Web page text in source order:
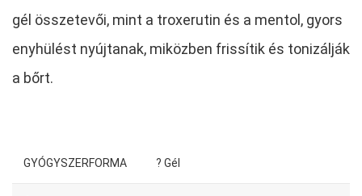
gél összetevői, mint a troxerutin és a mentol, gyors
enyhülést nyújtanak, miközben frissítik és tonizálják
a bőrt.
GYÓGYSZERFORMA ? Gél